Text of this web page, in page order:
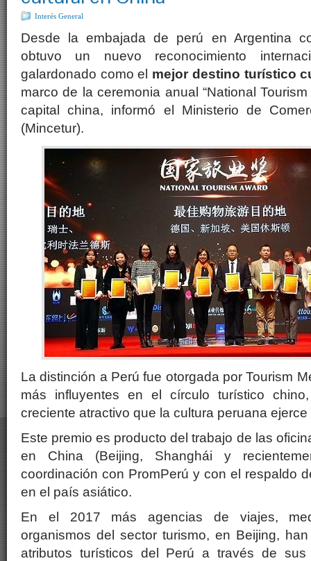
Interés General
Desde la embajada de perú en Argentina
obtuvo un nuevo reconocimiento
galardonado como el mejor destino turístico
marco de la ceremonia anual “National
capital china, informó el Ministerio de
(Mincetur).
La distinción a Perú fue otorgada por Tourism
más influyentes en el círculo turístico
creciente atractivo que la cultura peruana
Este premio es producto del trabajo de las
en China (Beijing, Shanghái y
coordinación con PromPerú y con el respaldo
en el país asiático.
En el 2017 más agencias de viajes,
organismos del sector turismo, en Beijing,
atributos turísticos del Perú a través de sus